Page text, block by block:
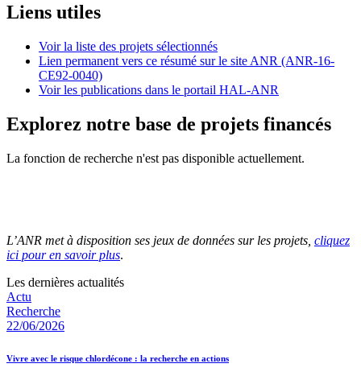
Liens utiles
Voir la liste des projets sélectionnés
Lien permanent vers ce résumé sur le site ANR (ANR-16-
CE92-0040)
Voir les publications dans le portail HAL-ANR
Explorez notre base de projets financés
La fonction de recherche n'est pas disponible actuellement.
L’ANR met à disposition ses jeux de données sur les projets, cliquez
ici pour en savoir plus.
Les dernières actualités
Actu
Recherche
22/06/2026
Vivre avec le risque chlordécone : la recherche en actions